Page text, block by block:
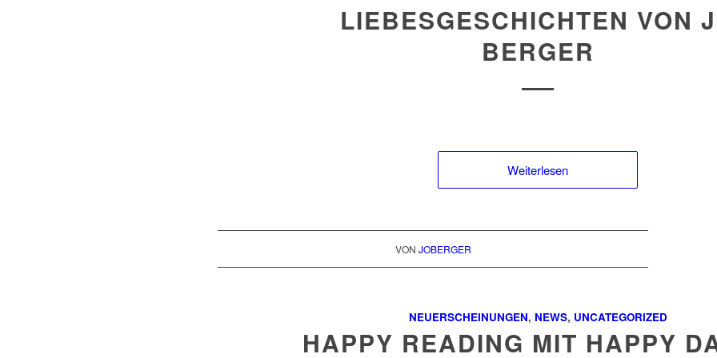
LIEBESGESCHICHTEN VON
BERGER
Weiterlesen
VON JOBERGER
NEUERSCHEINUNGEN, NEWS, UNCATEGORIZED
HAPPY READING MIT HAPPY